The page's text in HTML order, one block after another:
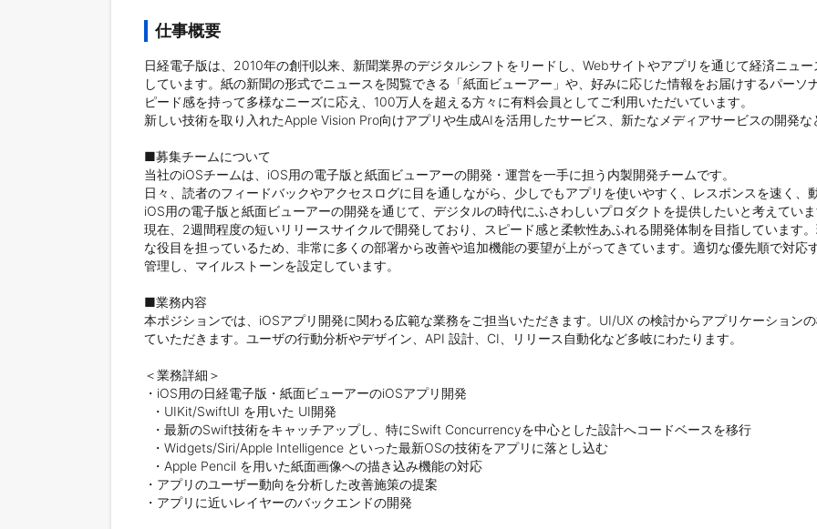
仕事概要
日経電子版は、2010年の創刊以来、新聞業界のデジタルシフトをリードし、Webサイトやアプリを通じて経済ニュ
しています。紙の新聞の形式でニュースを閲覧できる「紙面ビューアー」や、好みに応じた情報をお届けするパー
ピード感を持って多様なニーズに応え、100万人を超える方々に有料会員としてご利用いただいています。
新しい技術を取り入れたApple Vision Pro向けアプリや生成AIを活用したサービス、新たなメディアサービスの開発
■募集チームについて
当社のiOSチームは、iOS用の電子版と紙面ビューアーの開発・運営を一手に担う内製開発チームです。
日々、読者のフィードバックやアクセスログに目を通しながら、少しでもアプリを使いやすく、レスポンスを速く、
iOS用の電子版と紙面ビューアーの開発を通じて、デジタルの時代にふさわしいプロダクトを提供したいと考えてい
現在、2週間程度の短いリリースサイクルで開発しており、スピード感と柔軟性あふれる開発体制を目指しています
な役目を担っているため、非常に多くの部署から改善や追加機能の要望が上がってきています。適切な優先順で対
管理し、マイルストーンを設定しています。
■業務内容
本ポジションでは、iOSアプリ開発に関わる広範な業務をご担当いただきます。UI/UX の検討からアプリケーション
ていただきます。ユーザの行動分析やデザイン、API 設計、CI、リリース自動化など多岐にわたります。
＜業務詳細＞
・iOS用の日経電子版・紙面ビューアーのiOSアプリ開発
・アプリのユーザー動向を分析した改善施策の提案
・アプリに近いレイヤーのバックエンドの開発